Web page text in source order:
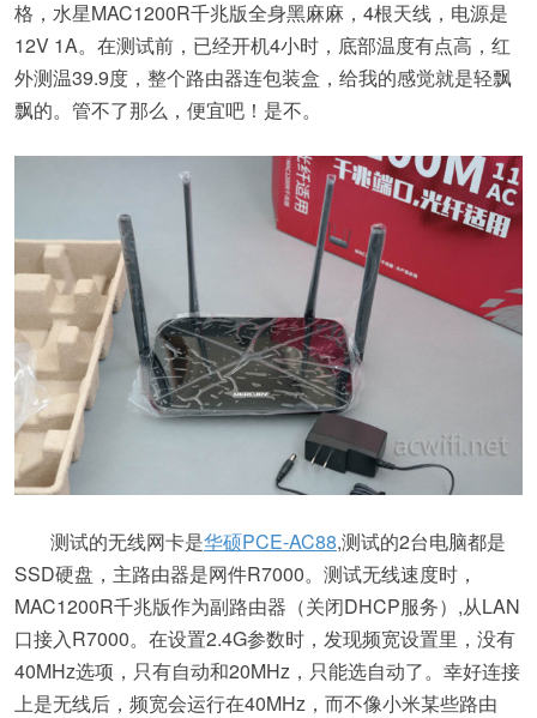
格，水星MAC1200R千兆版全身黑麻麻，4根天线，电源是
12V 1A。在测试前，已经开机4小时，底部温度有点高，红
外测温39.9度，整个路由器连包装盒，给我的感觉就是轻飘
飘的。管不了那么，便宜吧！是不。
测试的无线网卡是华硕PCE-AC88,测试的2台电脑都是
SSD硬盘，主路由器是网件R7000。测试无线速度时，
MAC1200R千兆版作为副路由器（关闭DHCP服务）,从LAN
口接入R7000。在设置2.4G参数时，发现频宽设置里，没有
40MHz选项，只有自动和20MHz，只能选自动了。幸好连接
上是无线后，频宽会运行在40MHz，而不像小米某些路由